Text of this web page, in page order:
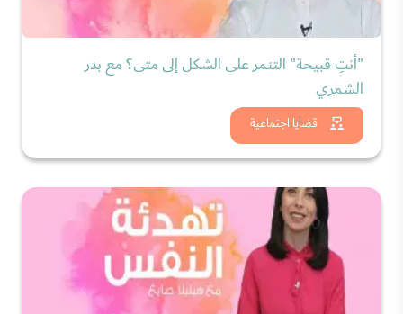
قضايا اجتماعية
"أنتِ قبيحة" التنمر على الشكل إلى متى؟ مع بدر
الشمري
شاهد الان